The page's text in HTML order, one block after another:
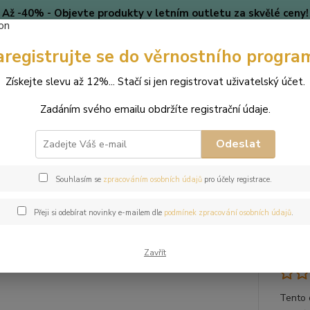
Až -40% - Objevte produkty v letním outletu za skvělé ceny!
🎄 VÁNOCE Blog
(Po-
Náramky Náramek z přírodních kamenů a perly Swarovski -
z přírodních kamenů a
Tento
se do věrnostního
Získejte slevu až 12%... Stačí si jen registrovat uživatelský účet.
Zadáním svého emailu obdržíte registrační údaje.
Odeslat
Souhlasím se zpracováním osobních údajůpro účely registrace.
Přeji si odebírat novinky e-mailem dle podmínek zpracování osobních údajů.
Zavřít